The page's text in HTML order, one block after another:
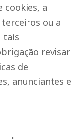
cookies, a
ou a
tais
revisar
de
anunciantes e